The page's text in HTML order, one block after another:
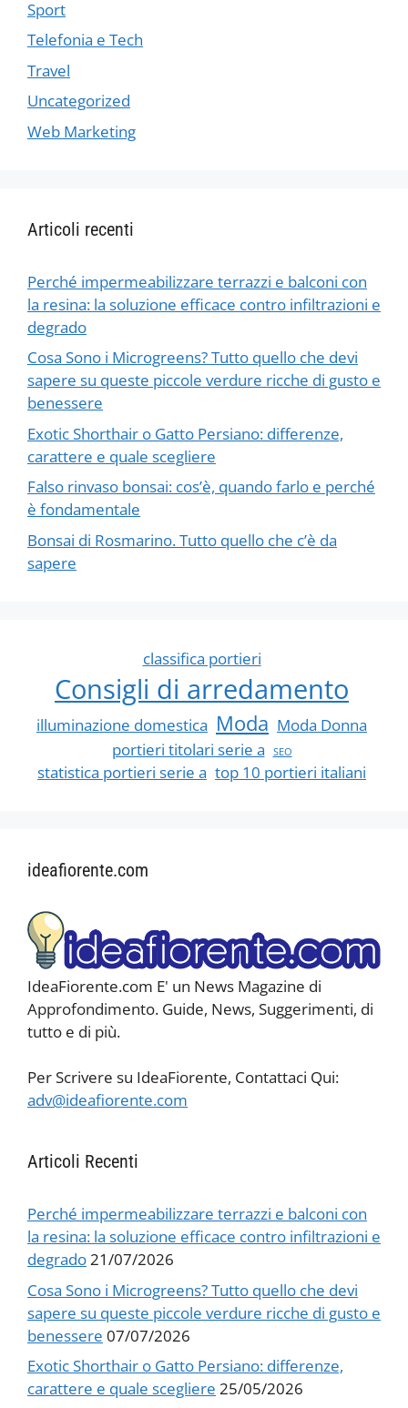
Sport
Telefonia e Tech
Travel
Uncategorized
Web Marketing
Articoli recenti
Perché impermeabilizzare terrazzi e balconi con
la resina: la soluzione efficace contro infiltrazioni e
degrado
Cosa Sono i Microgreens? Tutto quello che devi
sapere su queste piccole verdure ricche di gusto e
benessere
Exotic Shorthair o Gatto Persiano: differenze,
carattere e quale scegliere
Falso rinvaso bonsai: cos’è, quando farlo e perché
è fondamentale
Bonsai di Rosmarino. Tutto quello che c’è da
sapere
classifica portieri
Consigli di arredamento
illuminazione domestica Moda Moda Donna
portieri titolari serie a
SEO
statistica portieri serie a top 10 portieri italiani
ideafiorente.com
IdeaFiorente.com E' un News Magazine di
Approfondimento. Guide, News, Suggerimenti, di
tutto e di più.
Per Scrivere su IdeaFiorente, Contattaci Qui:
adv@ideafiorente.com
Articoli Recenti
Perché impermeabilizzare terrazzi e balconi con
la resina: la soluzione efficace contro infiltrazioni e
degrado21/07/2026
Cosa Sono i Microgreens? Tutto quello che devi
sapere su queste piccole verdure ricche di gusto e
benessere 07/07/2026
Exotic Shorthair o Gatto Persiano: differenze,
carattere e quale scegliere 25/05/2026